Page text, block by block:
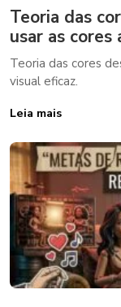
Teoria das
usar as cores
Teoria das cores
visual eficaz.
Leia mais